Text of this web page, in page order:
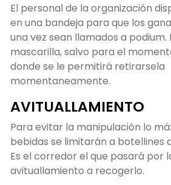
El personal de la organización
en una bandeja para que los
una vez sean llamados a
mascarilla, salvo para el
donde se le permitirá retirarsela
momentaneamente.
AVITUALLAMIENTO
Para evitar la manipulación lo
bebidas se limitarán a botellines
Es el corredor el que pasará por
avituallamiento a recogerlo.